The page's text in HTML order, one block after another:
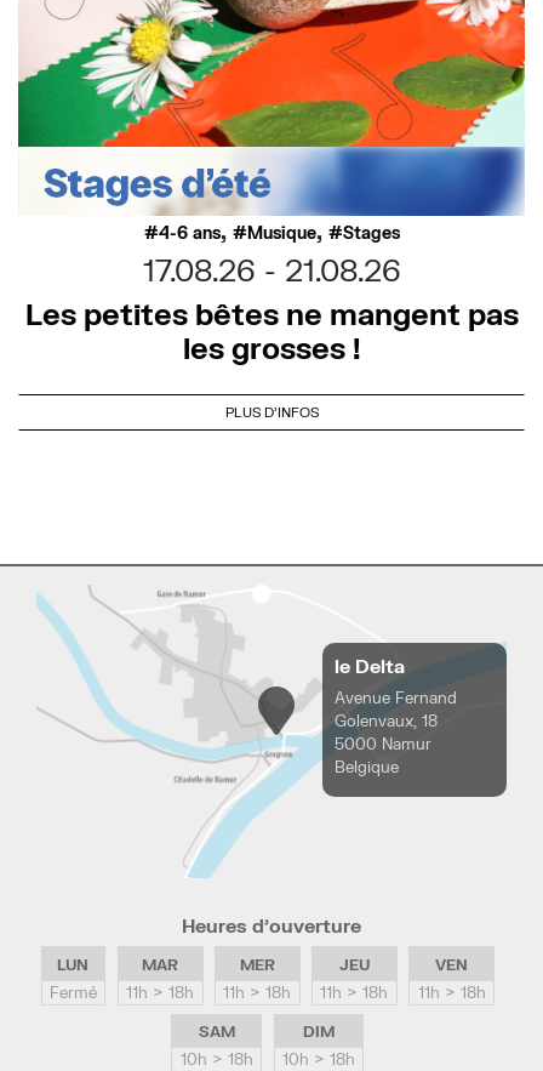
4-6 ans, Musique, Stages
17.08.26
21.08.26
Les petites bêtes ne mangent pas
les grosses !
PLUS D'INFOS
le Delta
Avenue Fernand
Golenvaux, 18
5000 Namur
Belgique
Heures d’ouverture
LUN
Fermé
MAR
11h > 18h
MER
11h > 18h
JEU
11h > 18h
VEN
11h > 18h
SAM
10h > 18h
DIM
10h > 18h